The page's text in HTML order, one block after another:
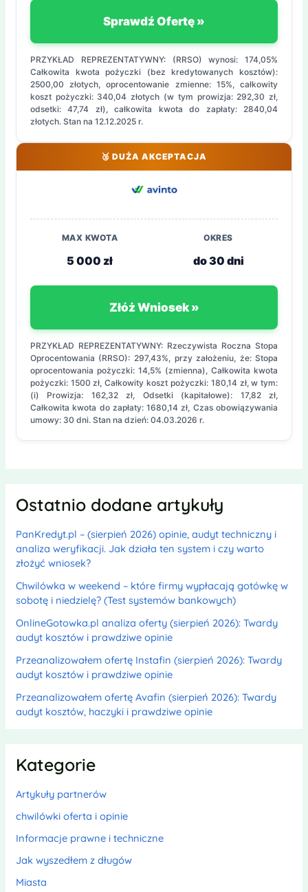
Sprawdź Ofertę »
PRZYKŁAD REPREZENTATYWNY: (RRSO) wynosi: 174,05%
Całkowita kwota pożyczki (bez kredytowanych kosztów):
2500,00 złotych, oprocentowanie zmienne: 15%, całkowity
koszt pożyczki: 340,04 złotych (w tym prowizja: 292,30 zł,
odsetki: 47,74 zł), całkowita kwota do zapłaty: 2840,04
złotych. Stan na 12.12.2025 r.
🥉 DUŻA AKCEPTACJA
MAX KWOTA
5 000 zł
OKRES
do 30 dni
Złóż Wniosek »
PRZYKŁAD REPREZENTATYWNY: Rzeczywista Roczna Stopa
Oprocentowania (RRSO): 297,43%, przy założeniu, że: Stopa
oprocentowania pożyczki: 14,5% (zmienna), Całkowita kwota
pożyczki: 1500 zł, Całkowity koszt pożyczki: 180,14 zł, w tym:
(i) Prowizja: 162,32 zł, Odsetki (kapitałowe): 17,82 zł,
Całkowita kwota do zapłaty: 1680,14 zł, Czas obowiązywania
umowy: 30 dni. Stan na dzień: 04.03.2026 r.
Ostatnio dodane artykuły
PanKredyt.pl – (sierpień 2026) opinie, audyt techniczny i
analiza weryfikacji. Jak działa ten system i czy warto
złożyć wniosek?
Chwilówka w weekend – które firmy wypłacają gotówkę w
sobotę i niedzielę? (Test systemów bankowych)
OnlineGotowka.pl analiza oferty (sierpień 2026): Twardy
audyt kosztów i prawdziwe opinie
Przeanalizowałem ofertę Instafin (sierpień 2026): Twardy
audyt kosztów i prawdziwe opinie
Przeanalizowałem ofertę Avafin (sierpień 2026): Twardy
audyt kosztów, haczyki i prawdziwe opinie
Kategorie
Artykuły partnerów
chwilówki oferta i opinie
Informacje prawne i techniczne
Jak wyszedłem z długów
Miasta